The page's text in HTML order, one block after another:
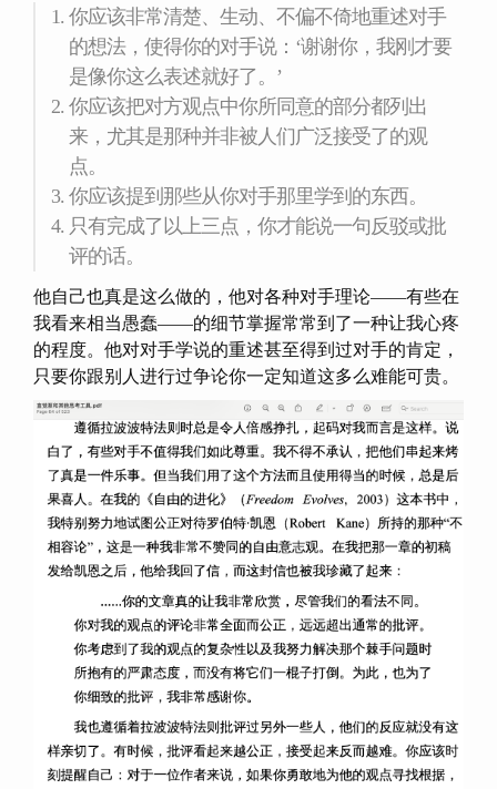
你应该非常清楚、生动、不偏不倚地重述对手
的想法，使得你的对手说：‘谢谢你，我刚才要
是像你这么表述就好了。’
你应该把对方观点中你所同意的部分都列出
来，尤其是那种并非被人们广泛接受了的观
点。
你应该提到那些从你对手那里学到的东西。
只有完成了以上三点，你才能说一句反驳或批
评的话。
他自己也真是这么做的，他对各种对手理论——有些在
我看来相当愚蠢——的细节掌握常常到了一种让我心疼
的程度。他对对手学说的重述甚至得到过对手的肯定，
只要你跟别人进行过争论你一定知道这多么难能可贵。